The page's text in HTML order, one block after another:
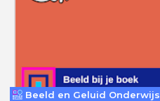
Beeld en Geluid Onderwijs